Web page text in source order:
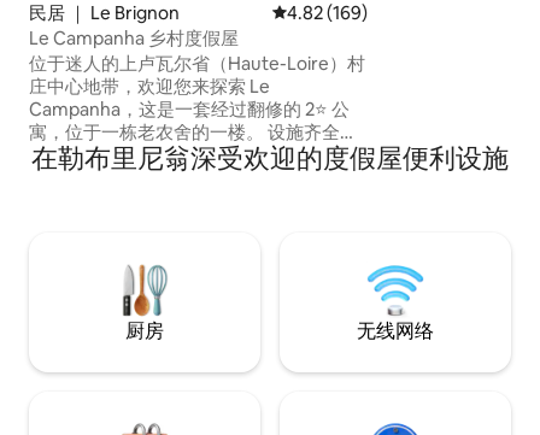
民居 ｜ Le Brignon 平均评分 4.82 分（满分 5 分），
4.82 (169)
Le Campanha 乡村度假屋
位于迷人的上卢瓦尔省（Haute-Loire）村
庄中心地带，欢迎您来探索 Le
Campanha，这是一套经过翻修的 2⭐ 公
寓，位于一栋老农舍的一楼。 设施齐全的
厨房、电视休息室、双人卧室、配备双层
床的壁龛、配备水疗淋浴设施的卫生间、
程：自然、徒步旅行、湖泊和宁静尽在其
在勒布里尼翁深受欢迎的度假屋便利设施
厨房 无线网络